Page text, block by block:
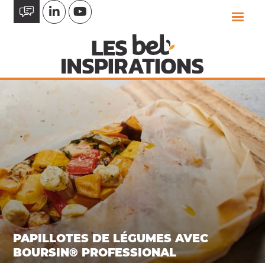
Aller
PAPILLOTES DE LÉGUMES AVEC
BOURSIN® PROFESSIONAL